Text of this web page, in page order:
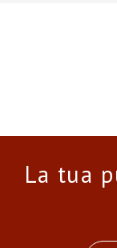
La tua